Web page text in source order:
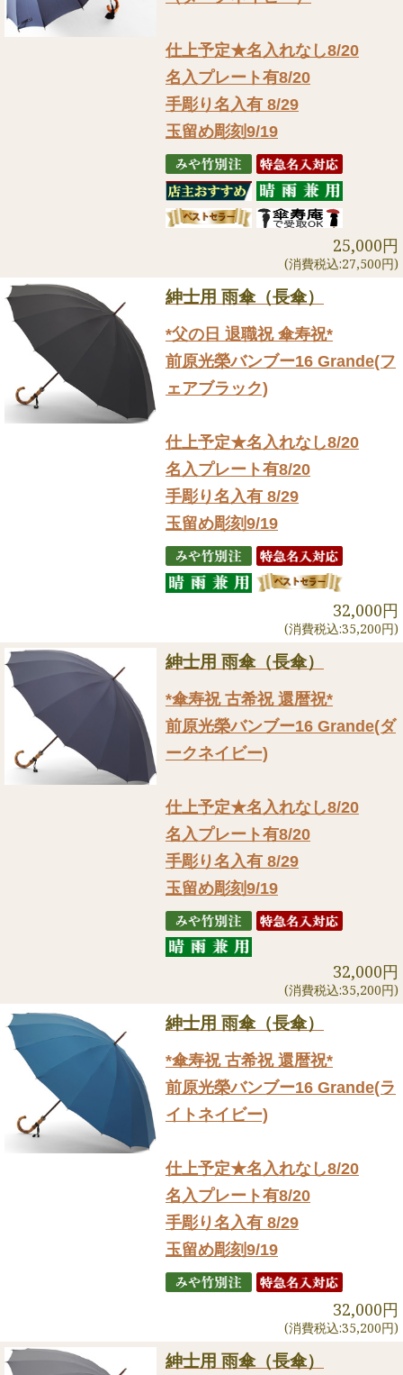
仕上予定★名入れなし8/20
名入プレート有8/20
手彫り名入有 8/29
玉留め彫刻9/19
25,000円
(消費税込:27,500円)
紳士用 雨傘（長傘）
*父の日 退職祝 傘寿祝*
前原光榮バンブー16 Grande(フ
ェアブラック)
仕上予定★名入れなし8/20
名入プレート有8/20
手彫り名入有 8/29
玉留め彫刻9/19
32,000円
(消費税込:35,200円)
紳士用 雨傘（長傘）
*傘寿祝 古希祝 還暦祝*
前原光榮バンブー16 Grande(ダ
ークネイビー)
仕上予定★名入れなし8/20
名入プレート有8/20
手彫り名入有 8/29
玉留め彫刻9/19
32,000円
(消費税込:35,200円)
紳士用 雨傘（長傘）
*傘寿祝 古希祝 還暦祝*
前原光榮バンブー16 Grande(ラ
イトネイビー)
仕上予定★名入れなし8/20
名入プレート有8/20
手彫り名入有 8/29
玉留め彫刻9/19
32,000円
(消費税込:35,200円)
紳士用 雨傘（長傘）